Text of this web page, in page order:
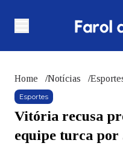
Home /Notícias /
Esportes
Vitória recusa
equipe turca por